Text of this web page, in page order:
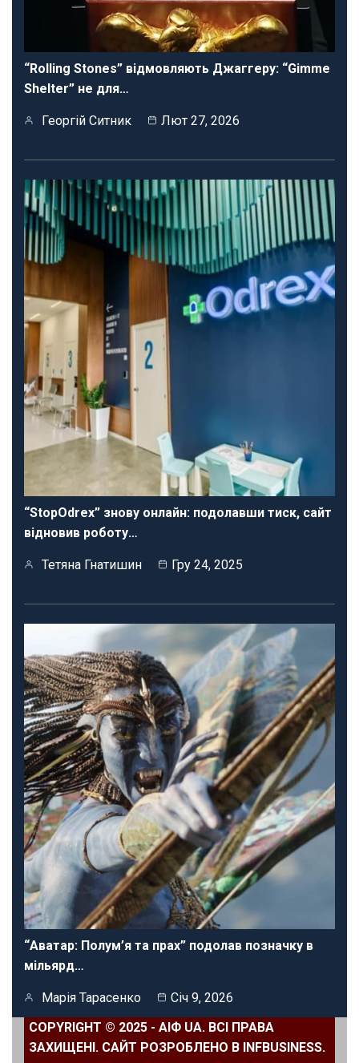
“Rolling Stones” відмовляють Джаггеру: “Gimme
Shelter” не для…
Георгій Ситник Лют 27, 2026
“StopOdrex” знову онлайн: подолавши тиск, сайт
відновив роботу…
Тетяна Гнатишин Гру 24, 2025
“Аватар: Полум’я та прах” подолав позначку в
мільярд…
Марія Тарасенко
Січ 9, 2026
COPYRIGHT © 2025 - АІФ UA. ВСІ ПРАВА
ЗАХИЩЕНІ. САЙТ РОЗРОБЛЕНО В INFBUSINESS.